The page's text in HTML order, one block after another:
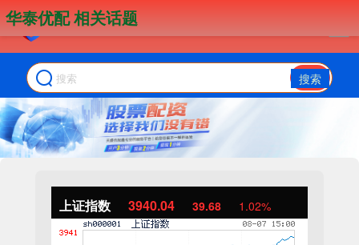
搜索
上证指数 3940.04 39.68 1.02%
华泰优配 相关话题